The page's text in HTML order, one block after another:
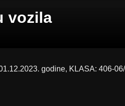
vozila
godine, KLASA: 406-